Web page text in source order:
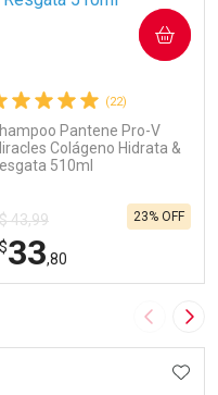
(22)
Pantene Pro-V
Colágeno Hidrata &
510ml
43,99
33,80
23% OFF
COMPRAR
Imagem
AOS FAVORITOS